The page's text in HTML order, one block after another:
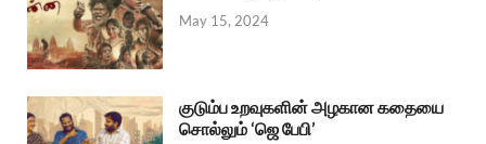
May 15, 2024
குடும்ப உறவுகளின் அழகான கதையை
சொல்லும் ‘ஜெ பேபி’